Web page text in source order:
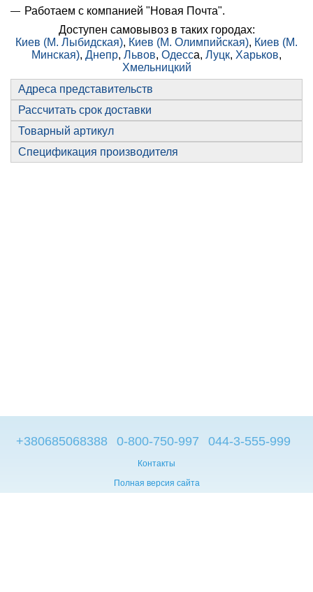
Работаем с компанией "Новая Почта".
Доступен самовывоз в таких городах:
Киев (М. Лыбидская), Киев (М. Олимпийская), Киев (М.
Минская), Днепр, Львов, Одесса, Луцк, Харьков,
Хмельницкий
Адреса представительств
Рассчитать срок доставки
Товарный артикул
Спецификация производителя
+380685068388 0-800-750-997 044-3-555-999
Контакты
Полная версия сайта